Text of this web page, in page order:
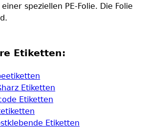
speziellen PE-Folie. Die Folie
Etiketten:
Etiketten
Etiketten
Etiketten